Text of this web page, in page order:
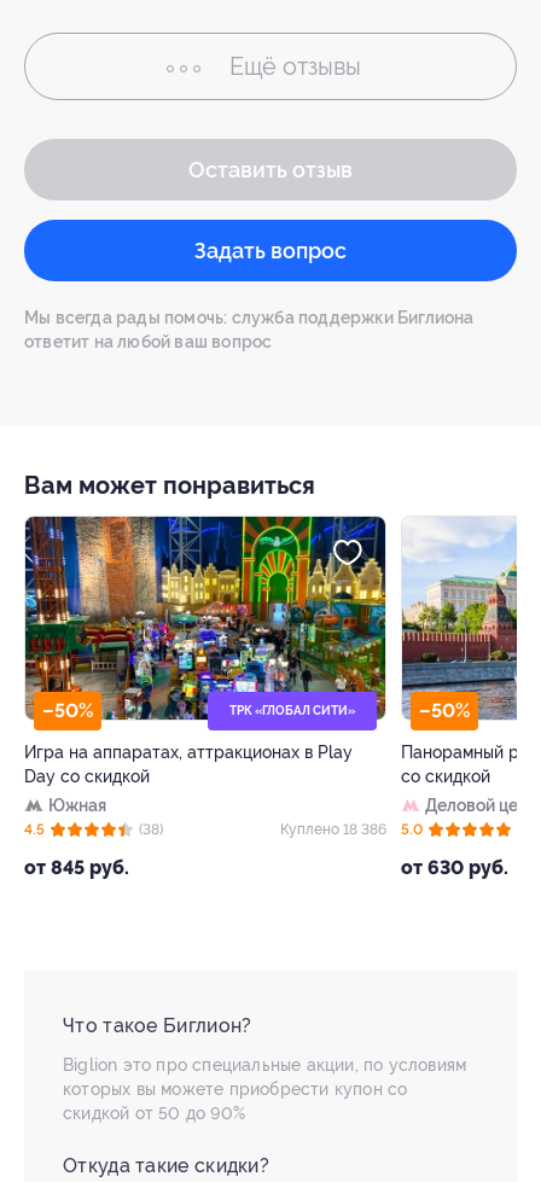
Ещё отзывы
Оставить отзыв
Задать вопрос
Мы всегда рады помочь: служба поддержки Биглиона
ответит на любой ваш вопрос
Вам может понравиться
–50% ТРК «ГЛОБАЛ СИТИ»
Игра на аппаратах, аттракционах в Play
Day со скидкой
Южная
от 845 руб.
4.5 (38) Куплено 18 386
–50%
Панорамный
со скидкой
Деловой
от 630 руб.
5.0
Что такое Биглион?
Biglion это про специальные акции, по условиям
которых вы можете приобрести купон со
скидкой от 50 до 90%
Откуда такие скидки?